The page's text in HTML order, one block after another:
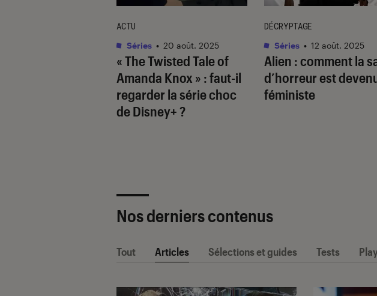
« The Twisted Tale of
Amanda Knox » : faut-il
regarder la série choc
de Disney+ ?
ACTU
Séries • 20 août. 2025
Alien : comment la
d’horreur est
féministe
DÉCRYPTAGE
Séries • 12 août. 2025
Nos derniers contenus
Tout Articles Sélections et guides Tests